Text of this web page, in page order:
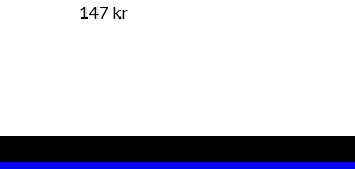
147 kr